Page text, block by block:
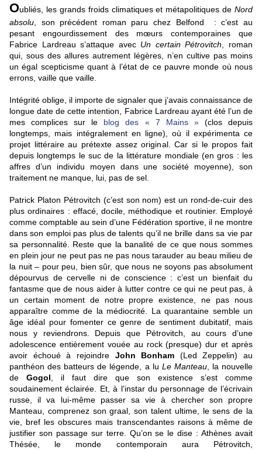
Oubliés, les grands froids climatiques et métapolitiques de Nord
absolu , son précédent roman paru chez Belfond : c’est au
pesant engourdissement des mœurs contemporaines que
Fabrice Lardreau s’attaque avec Un certain Pétrovitch , roman
qui, sous des allures autrement légères, n’en cultive pas moins
un égal scepticisme quant à l’état de ce pauvre monde où nous
errons, vaille que vaille.
Intégrité oblige, il importe de signaler que j’avais connaissance de
longue date de cette intention, Fabrice Lardreau ayant été l’un de
mes complices sur le
blog des « 7 Mains »
(clos depuis
longtemps, mais intégralement en ligne), où il expérimenta ce
projet littéraire au prétexte assez original. Car si le propos fait
depuis longtemps le suc de la littérature mondiale (en gros : les
affres d’un individu moyen dans une société moyenne), son
traitement ne manque, lui, pas de sel.
Patrick Platon Pétrovitch (c’est son nom) est un rond-de-cuir des
plus ordinaires : effacé, docile, méthodique et routinier. Employé
comme comptable au sein d’une Fédération sportive, il ne montre
dans son emploi pas plus de talents qu’il ne brille dans sa vie par
sa personnalité. Reste que la banalité de ce que nous sommes
en plein jour ne peut pas ne pas nous tarauder au beau milieu de
la nuit – pour peu, bien sûr, que nous ne soyons pas absolument
dépourvus de cervelle ni de conscience : c’est un bienfait du
fantasme que de nous aider à lutter contre ce qui ne peut pas, à
un certain moment de notre propre existence, ne pas nous
apparaître comme de la médiocrité. La quarantaine semble un
âge idéal pour fomenter ce genre de sentiment dubitatif, mais
nous y reviendrons. Depuis que Pétrovitch, au cours d’une
adolescence entièrement vouée au rock (presque) dur et après
avoir échoué à rejoindre John Bonham (Led Zeppelin) au
panthéon des batteurs de légende, a lu Le Manteau, la nouvelle
de Gogol , il faut dire que son existence s’est comme
soudainement éclairée. Et, à l’instar du personnage de l’écrivain
russe, il va lui-même passer sa vie à chercher son propre
Manteau, comprenez son graal, son talent ultime, le sens de la
vie, bref les obscures mais transcendantes raisons à même de
justifier son passage sur terre. Qu’on se le dise : Athènes avait
Thésée, le monde contemporain aura Pétrovitch,